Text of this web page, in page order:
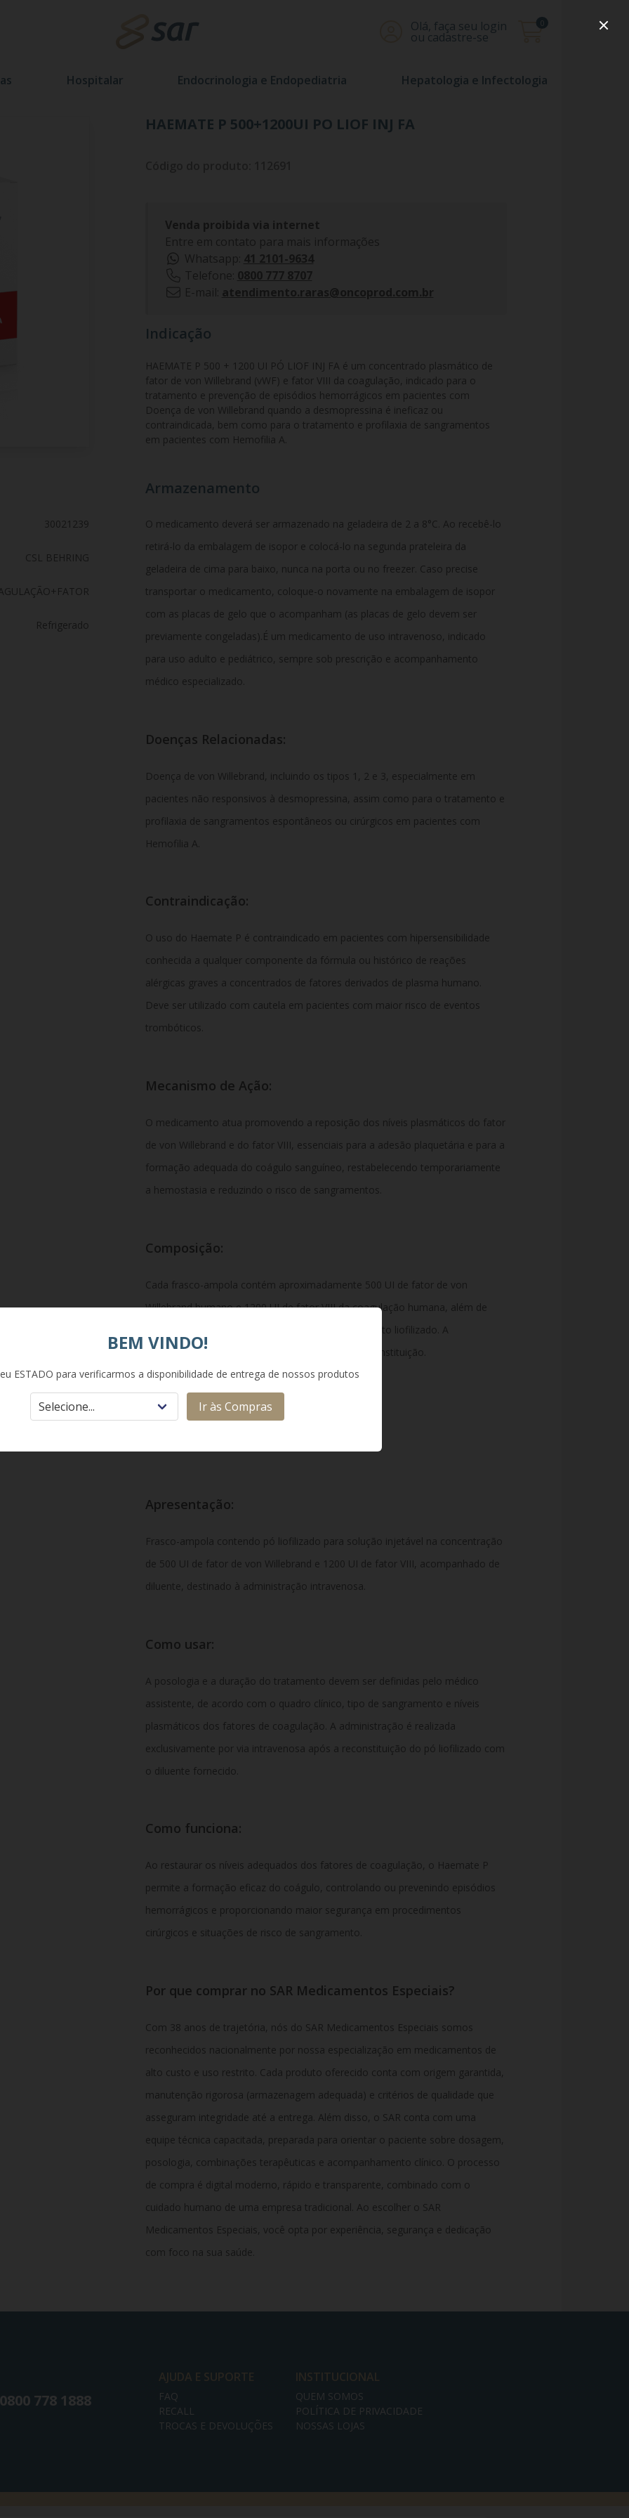
Olá, faça seu login
ou cadastre-se
0
Hospitalar Endocrinologia e Endopediatria Hepatologia e Infectologia
HAEMATE P 500+1200UI PO LIOF INJ FA
Venda proibida via internet
Entre em contato para mais informações
Whatsapp: 41 2101-9634
Telefone: 0800 777 8707
E-mail: atendimento.raras@oncoprod.com.br
Indicação
HAEMATE P 500 + 1200 UI PÓ LIOF INJ FA é um concentrado plasmático de
fator de von Willebrand (vWF) e fator VIII da coagulação, indicado para o
tratamento e prevenção de episódios hemorrágicos em pacientes com
Doença de von Willebrand quando a desmopressina é ineficaz ou
contraindicada, bem como para o tratamento e profilaxia de sangramentos
em pacientes com Hemofilia A.
30021239
CSL BEHRING
Refrigerado
Armazenamento
O medicamento deverá ser armazenado na geladeira de 2 a 8°C. Ao recebê-lo
retirá-lo da embalagem de isopor e colocá-lo na segunda prateleira da
geladeira de cima para baixo, nunca na porta ou no freezer. Caso precise
transportar o medicamento, coloque-o novamente na embalagem de isopor
com as placas de gelo que o acompanham (as placas de gelo devem ser
previamente congeladas). É um medicamento de uso intravenoso, indicado
para uso adulto e pediátrico, sempre sob prescrição e acompanhamento
médico especializado.
Doenças Relacionadas:
Doença de von Willebrand, incluindo os tipos 1, 2 e 3, especialmente em
pacientes não responsivos à desmopressina, assim como para o tratamento e
profilaxia de sangramentos espontâneos ou cirúrgicos em pacientes com
Hemofilia A.
Contraindicação:
O uso do Haemate P é contraindicado em pacientes com hipersensibilidade
conhecida a qualquer componente da fórmula ou histórico de reações
alérgicas graves a concentrados de fatores derivados de plasma humano.
Deve ser utilizado com cautela em pacientes com maior risco de eventos
trombóticos.
Mecanismo de Ação:
O medicamento atua promovendo a reposição dos níveis plasmáticos do fator
de von Willebrand e do fator VIII, essenciais para a adesão plaquetária e para a
formação adequada do coágulo sanguíneo, restabelecendo temporariamente
a hemostasia e reduzindo o risco de sangramentos.
Composição:
Cada frasco-ampola contém aproximadamente 500 UI de fator de von
Willebrand humano e 1200 UI de fator VIII da coagulação humana, além de
excipientes necessários para estabilização do produto liofilizado. A
apresentação acompanha diluente estéril para reconstituição.
Classe Terapêutica:
Apresentação:
Frasco-ampola contendo pó liofilizado para solução injetável na concentração
de 500 UI de fator de von Willebrand e 1200 UI de fator VIII, acompanhado de
diluente, destinado à administração intravenosa.
Como usar:
A posologia e a duração do tratamento devem ser definidas pelo médico
assistente, de acordo com o quadro clínico, tipo de sangramento e níveis
plasmáticos dos fatores de coagulação. A administração é realizada
exclusivamente por via intravenosa após a reconstituição do pó liofilizado com
o diluente fornecido.
Como funciona:
Ao restaurar os níveis adequados dos fatores de coagulação, o Haemate P
permite a formação eficaz do coágulo, controlando ou prevenindo episódios
hemorrágicos e proporcionando maior segurança em procedimentos
cirúrgicos e situações de risco de sangramento.
Por que comprar no SAR Medicamentos Especiais?
Com 38 anos de trajetória, nós do SAR Medicamentos Especiais somos
reconhecidos nacionalmente por nossa especialização em medicamentos de
alto custo e uso restrito. Cada produto oferecido conta com origem garantida,
manutenção rigorosa (armazenagem adequada) e critérios de qualidade que
asseguram integridade até a entrega. Além disso, o SAR conta com uma
equipe técnica capacitada, preparada para orientar o paciente sobre dosagem,
posologia, combinações terapêuticas e acompanhamento clínico. O processo
de compra é digital moderno, rápido e transparente, combinado com o
cuidado humano de uma empresa tradicional. Ao escolher o SAR
Medicamentos Especiais, você opta por experiência, segurança e dedicação
com foco na sua saúde.
0800 778 1888
AJUDA E SUPORTE
FAQ
RECALL
TROCAS E DEVOLUÇÕES
INSTITUCIONAL
QUEM SOMOS
POLÍTICA DE PRIVACIDADE
NOSSAS LOJAS
BEM VINDO!
ESTADO para verificarmos a disponibilidade de entrega de nossos produtos
Ir às Compras